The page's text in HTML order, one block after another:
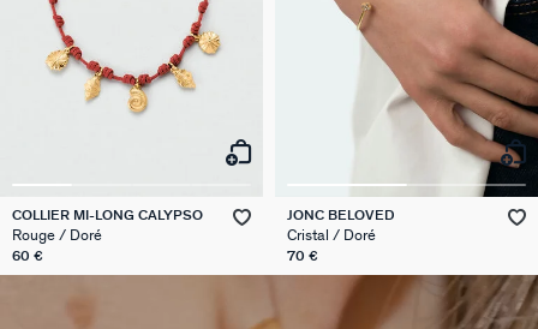
COLLIER MI-LONG CALYPSO
Rouge / Doré
60 €
JONC BELOVED
Cristal / Doré
70 €